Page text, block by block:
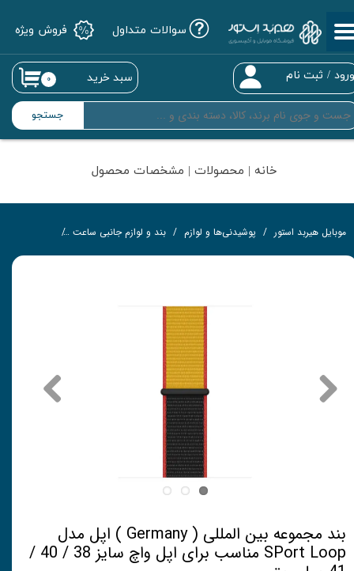
جستجو
/ ثبت نام
حساب کاربری من
تغییر گذر واژه
سفارشات
خروج از حساب کاربری
۰ سبد خرید
سوالات متداول فروش ویژه
خانه | محصولات | مشخصات محصول
موبایل هیربد استور پوشیدنی‌ها و لوازم بند و لوازم جانبی ساعت
بند مجموعه بین المللی ( Germany ) اپل مدل
SPort Loop مناسب برای اپل واچ سایز 38 / 40 /